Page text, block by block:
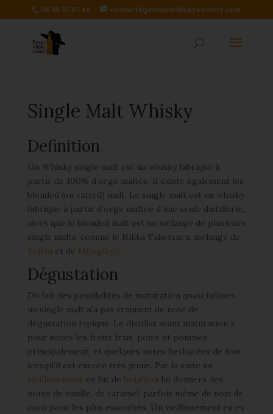
06 83 25 57 46 contact@privatewhiskysociety.com
Single Malt Whisky
Definition
Un Whisky single malt est un whisky fabriqué à
partir de 100% d’orge maltée. Il existe également les
blended (ou vatted) malt. Le single malt est un whisky
fabriqué à partir d’orge maltée d’une seule distillerie,
alors que le blended malt est un mélange de plusieurs
single malts, comme le Nikka Taketsuru, mélange de
Yoichi et de Miyagikyo.
Dégustation
Du fait des possibilités de maturation quasi infinies,
un single malt n’a pas vraiment de note de
dégustation typique. Le distillat avant maturation a
pour notes les fruits frais, poire et pommes
principalement, et quelques notes herbacées de foin
lorsqu’il est encore très jeune. Par la suite un
vieillissement en fut de bourbon lui donnera des
notes de vanille, de caramel, parfois même de noix de
coco pour les plus exacerbés. Un vieillissement en ex